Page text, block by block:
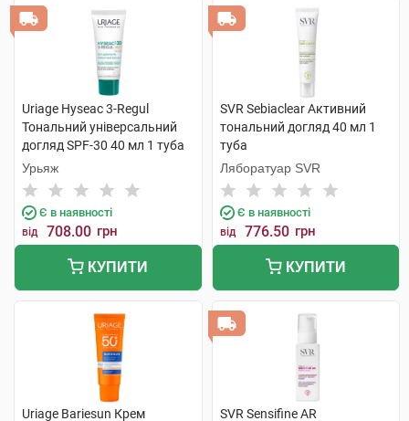
Uriage Hyseac 3-Regul
Тональний універсальний
догляд SPF-30 40 мл 1 туба
Урьяж
Є в наявності
від 708.00 грн
КУПИТИ
SVR Sebiaclear Активний
тональний догляд 40 мл 1
туба
Ляборатуар SVR
Є в наявності
від 776.50 грн
КУПИТИ
Uriage Bariesun Крем SVR Sensifine AR